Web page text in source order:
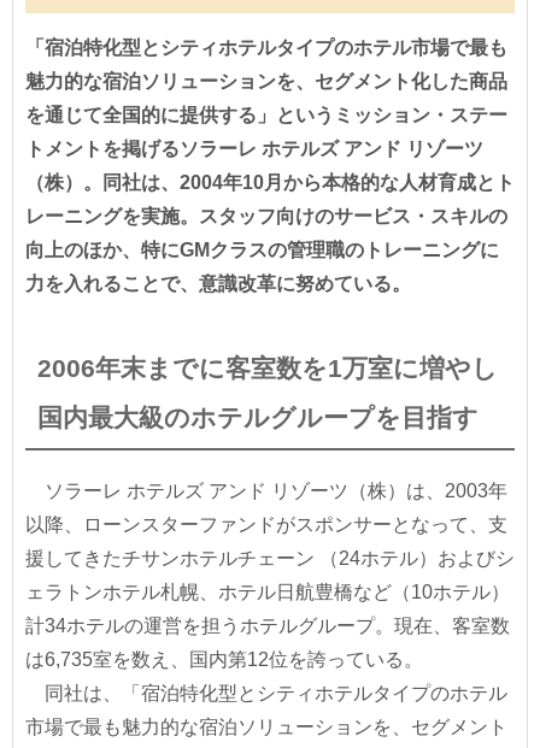
「宿泊特化型とシティホテルタイプのホテル市場で最も
魅力的な宿泊ソリューションを、セグメント化した商品
を通じて全国的に提供する」というミッション・ステー
トメントを掲げるソラーレ ホテルズ アンド リゾーツ
（株）。同社は、2004年10月から本格的な人材育成とト
レーニングを実施。スタッフ向けのサービス・スキルの
向上のほか、特にGMクラスの管理職のトレーニングに
力を入れることで、意識改革に努めている。
2006年末までに客室数を1万室に増やし
国内最大級のホテルグループを目指す
ソラーレ ホテルズ アンド リゾーツ（株）は、2003年
以降、ローンスターファンドがスポンサーとなって、支
援してきたチサンホテルチェーン （24ホテル）およびシ
ェラトンホテル札幌、ホテル日航豊橋など（10ホテル）
計34ホテルの運営を担うホテルグループ。現在、客室数
は6,735室を数え、国内第12位を誇っている。
同社は、「宿泊特化型とシティホテルタイプのホテル
市場で最も魅力的な宿泊ソリューションを、セグメント